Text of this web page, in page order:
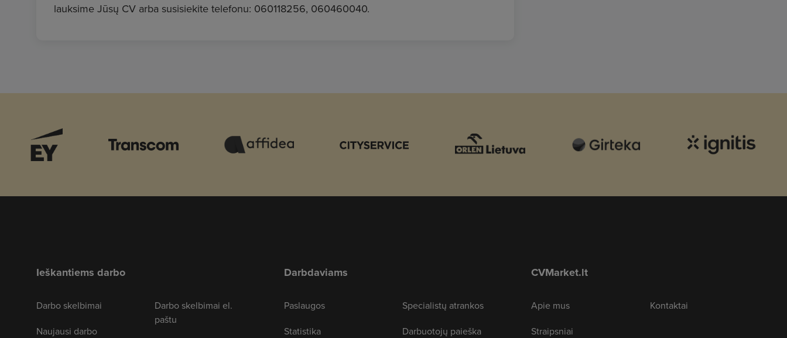
lauksime Jūsų CV arba susisiekite telefonu: 060118256, 060460040.
Ieškantiems darbo
Darbo skelbimai
Naujausi darbo
Darbo skelbimai el.
paštu
Darbdaviams
Paslaugos
Statistika
Specialistų atrankos
Darbuotojų paieška
CVMarket.lt
Apie mus
Straipsniai
Kontaktai